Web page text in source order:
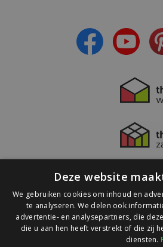
© 2026
Deze website
We gebruiken cookies om inhoud en
te analyseren. We delen ook
advertentie- en analysepartners, die
die u aan hen heeft verstrekt of die zij
diensten.